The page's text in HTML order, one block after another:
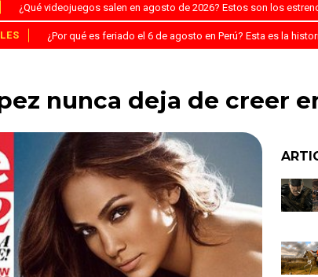
¿Qué videojuegos salen en agosto de 2026? Estos son los
¿Por qué es feriado el 6 de agosto en Perú? Esta es la
nunca deja de creer